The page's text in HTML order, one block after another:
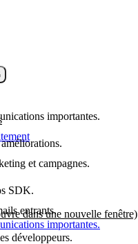
importantes.
et campagnes.
entrants.
SDK.
dans une nouvelle fenêtre)
développeurs.
importantes.